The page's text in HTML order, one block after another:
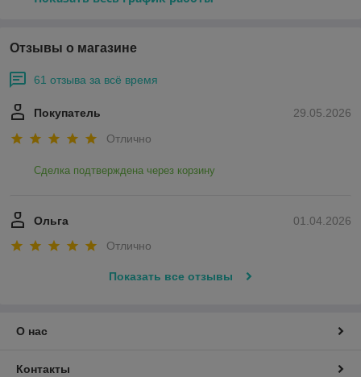
Отзывы о магазине
61 отзыва за всё время
29.05.2026
Покупатель
Отлично
Сделка подтверждена через корзину
01.04.2026
Ольга
Отлично
Показать все отзывы
О нас
Контакты